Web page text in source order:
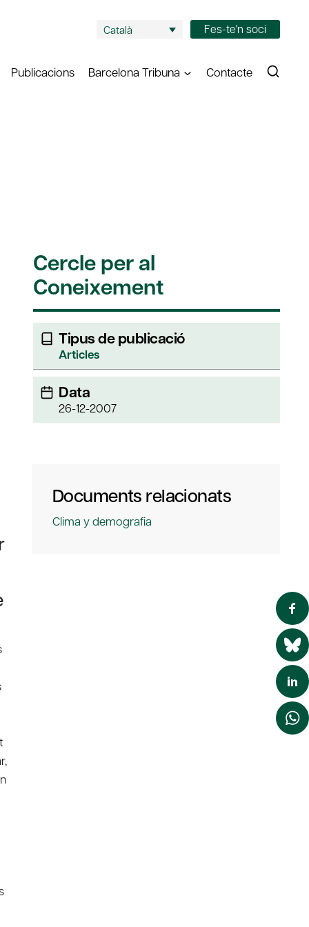
Català Fes-te'n soci
Publicacions Barcelona Tribuna Contacte
Cercle per al
Coneixement
Tipus de publicació
Articles
Data
26-12-2007
Documents relacionats
Clima y demografia